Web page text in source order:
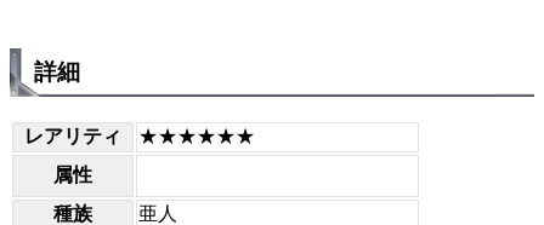
詳細
レアリティ
★★★★★★
属性
種族
亜人